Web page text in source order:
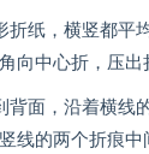
纸，横竖都平
向中心折，压出
面，沿着横线
线的两个折痕中